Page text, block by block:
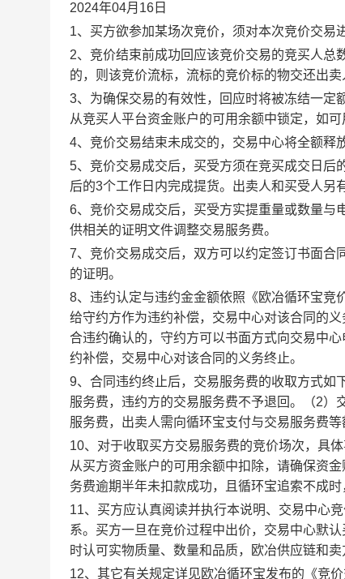
2024年04月16日
1、买方欲参加某场次竞价，须对本次竞价交易
2、竞价结束前成功回应该竞价交易的竞买人
的，则该竞价流标，流标的竞价标的物交还出
3、为确保交易的有效性，回应时将被冻结一定
从竞买人平台资金账户的可用余额中锁定，如可
4、竞价交易结束未成交的，交易中心将全额释
5、竞价交易成交后，买受方须在竞买成交日后
后的3个工作日内完成提货。出卖人和买受人另
6、竞价交易成交后，买受方实提重量或数量与
供相关的证明文件调整交易服务费。
7、竞价交易成交后，双方可以约定签订书面合
的证明。
8、违约认定与违约金金额依照《欧冶循环宝竞
给守约方作为违约补偿，交易中心对该合同的
合违约确认的，守约方可以书面方式向交易中
约补偿，交易中心对该合同的义务终止。
9、合同违约终止后，交易服务费的收取方式如
服务费，违约方的交易服务费不予退回。（2）
服务费，出卖人需向循环宝支付与交易服务费
10、对于收取买方交易服务费的竞价场次，具
从买方资金账户的可用余额中扣除，请确保资
务费逾期半年未扣款成功，且循环宝追索不成
11、买方应认真阅读并执行本说明、交易中心
系。买方一旦在竞价过程中出价，交易中心默
时认可实物质量、数量和品质，欧冶供应链和卖
12、其它有关规定详见欧冶循环宝发布的《竞价